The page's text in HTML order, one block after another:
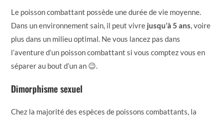
Le poisson combattant possède une durée de vie moyenne.
Dans un environnement sain, il peut vivre jusqu’à 5 ans, voire
plus dans un milieu optimal. Ne vous lancez pas dans
l’aventure d’un poisson combattant si vous comptez vous en
séparer au bout d’un an 😉.
Dimorphisme sexuel
Chez la majorité des espèces de poissons combattants, la